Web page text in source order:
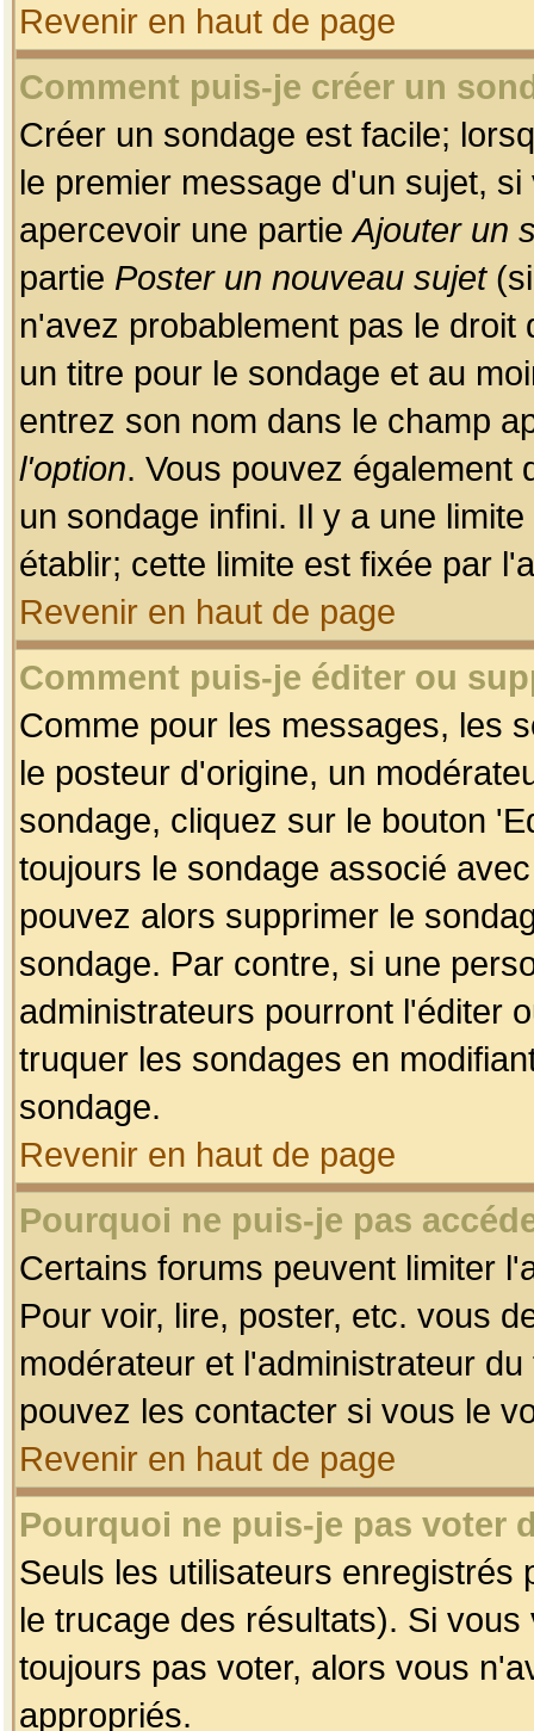
Revenir en haut de page
Comment puis-je créer un
Créer un sondage est facile;
le premier message d'un sujet,
apercevoir une partieAjouter un
partie Poster un nouveau sujet(si
n'avez probablement pas le
un titre pour le sondage et au
entrez son nom dans le champ
l'option. Vous pouvez également
un sondage infini. Il y a une
établir; cette limite est fixée par
Revenir en haut de page
Comment puis-je éditer ou
Comme pour les messages, les
le posteur d'origine, un
sondage, cliquez sur le bouton
toujours le sondage associé
pouvez alors supprimer le
sondage. Par contre, si une
administrateurs pourront l'éditer
truquer les sondages en
sondage.
Revenir en haut de page
Pourquoi ne puis-je pas
Certains forums peuvent limiter
Pour voir, lire, poster, etc. vous
modérateur et l'administrateur
pouvez les contacter si vous le
Revenir en haut de page
Pourquoi ne puis-je pas voter
Seuls les utilisateurs enregistrés
le trucage des résultats). Si
toujours pas voter, alors vous
appropriés.